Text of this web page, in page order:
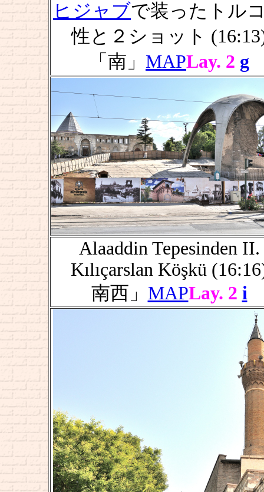
ヒジャブで装ったトル
性と２ショット
「南」 MAPLay. 2 g
Alaaddin Tepesinden II.
Kılıçarslan Köşkü
南西」 MAPLay. 2 i